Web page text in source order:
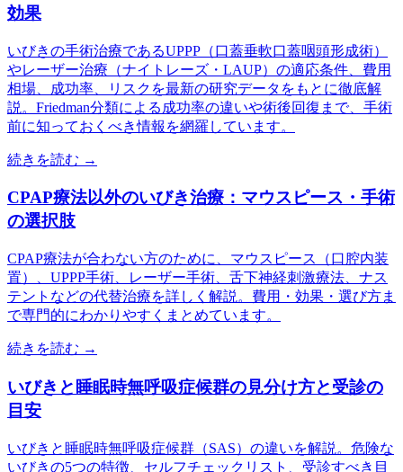
効果
いびきの手術治療であるUPPP（口蓋垂軟口蓋咽頭形成術）
やレーザー治療（ナイトレーズ・LAUP）の適応条件、費用
相場、成功率、リスクを最新の研究データをもとに徹底解
説。Friedman分類による成功率の違いや術後回復まで、手術
前に知っておくべき情報を網羅しています。
続きを読む →
CPAP療法以外のいびき治療：マウスピース・手術
の選択肢
CPAP療法が合わない方のために、マウスピース（口腔内装
置）、UPPP手術、レーザー手術、舌下神経刺激療法、ナス
テントなどの代替治療を詳しく解説。費用・効果・選び方ま
で専門的にわかりやすくまとめています。
続きを読む →
いびきと睡眠時無呼吸症候群の見分け方と受診の
目安
いびきと睡眠時無呼吸症候群（SAS）の違いを解説。危険な
いびきの5つの特徴、セルフチェックリスト、受診すべき目